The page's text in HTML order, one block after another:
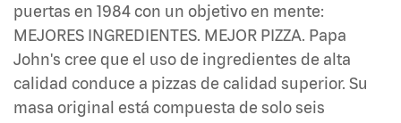
puertas en 1984 con un objetivo en mente:
MEJORES INGREDIENTES. MEJOR PIZZA. Papa
John's cree que el uso de ingredientes de alta
calidad conduce a pizzas de calidad superior. Su
masa original está compuesta de solo seis